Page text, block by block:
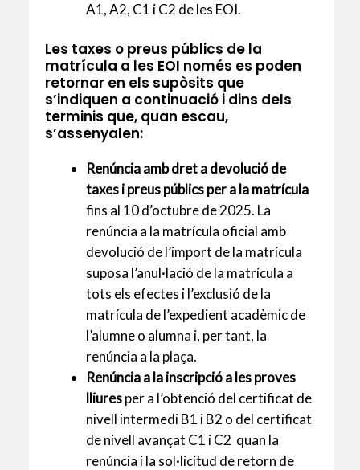
A1, A2, C1 i C2 de les EOI.
Les taxes o preus públics de la
matrícula a les EOI només es poden
retornar en els supòsits que
s’indiquen a continuació i dins dels
terminis que, quan escau,
s’assenyalen:
Renúncia amb dret a devolució de
taxes i preus públics per a la matrícula
fins al 10 d’octubre de 2025. La
renúncia a la matrícula oficial amb
devolució de l’import de la matrícula
suposa l’anul·lació de la matrícula a
tots els efectes i l’exclusió de la
matrícula de l’expedient acadèmic de
l’alumne o alumna i, per tant, la
renúncia a la plaça.
Renúncia a la inscripció a les proves
lliuresper a l’obtenció del certificat de
nivell intermedi B1 i B2 o del certificat
de nivell avançat C1 i C2 quan la
renúncia i la sol·licitud de retorn de